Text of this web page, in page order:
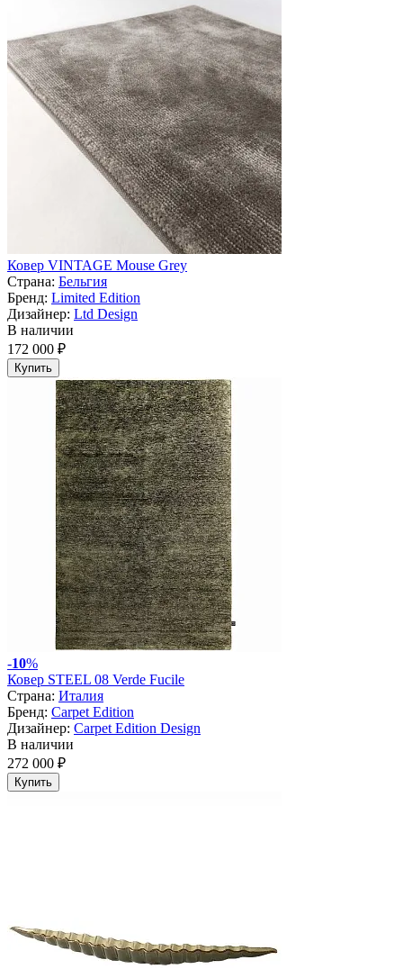
Ковер VINTAGE Mouse Grey
Страна: Бельгия
Бренд: Limited Edition
Дизайнер: Ltd Design
В наличии
172 000 ₽
Купить
-10%
Ковер STEEL 08 Verde Fucile
Страна: Италия
Бренд: Carpet Edition
Дизайнер: Carpet Edition Design
В наличии
272 000 ₽
Купить